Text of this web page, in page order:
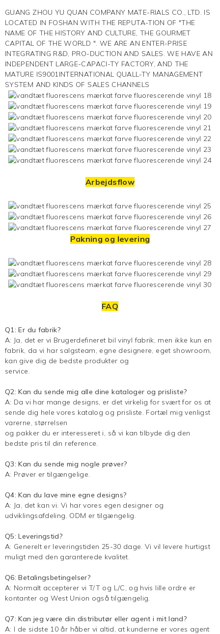
GUANG ZHOU YU QUAN COMPANY MATE-RIALS CO., LTD. IS
LOCATED IN FOSHAN WITH THE REPUTA-TION OF "THE
NAME OF THE HISTORY AND CULTURE, THE GOURMET
CAPITAL OF THE WORLD ". WE ARE AN ENTER-PRISE
INTEGRATING R&D, PRO-DUCTION AND SALES. WE HAVE AN
INDEPENDENT LARGE-CAPACI-TY FACTORY, AND THE
MATURE IS9001INTERNATIONAL QUALL-TY MANAGEMENT
SYSTEM AND KINDS OF SALES CHANNELS
Arbejdsflow
Pakning og levering
FAQ
Q1: Er du fabrik?
A: Ja, det er vi Brugerdefineret bil vinylfabrik, men ikke kun en
fabrik, da vi har salgsteam, egne designere, eget showroom,
kan give dig de bedste produkter og
service.
Q2: Kan du sende mig alle dine kataloger og prisliste?
A: Da vi har mange designs, er det virkelig for svært for os at
sende dig hele vores katalog og prisliste. Fortæl mig venligst
varerne, størrelsen
og pakker du er interesseret i, så vi kan tilbyde dig den
bedste pris til din reference.
Q3: Kan du sende mig nogle prøver?
A: Prøver er tilgængelige.
Q4: Kan du lave mine egne designs?
A: Ja, det kan vi. Vi har vores egen designer og
udviklingsafdeling. ODM er tilgængelig.
Q5: Leveringstid?
A: Generelt er leveringstiden 25-30 dage. Vi vil levere hurtigst
muligt med den garanterede kvalitet.
Q6: Betalingsbetingelser?
A: Normalt accepterer vi T/T og L/C, og hvis lille ordre er
kontanter og West Union også tilgængelig.
Q7: Kan jeg være din distributør eller agent i mit land?
A: I de sidste 10 år håber vi altid, at kunderne er vores agent